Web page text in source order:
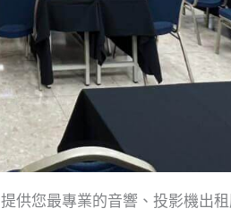
提供您最專業的音響、投影機出租